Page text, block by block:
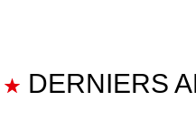
DERNIERS